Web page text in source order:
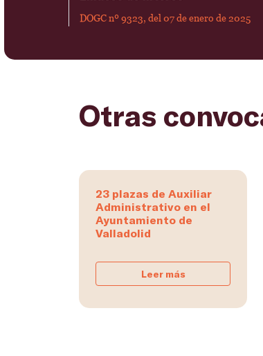
DOGC nº 9323, del 07 de enero de 2025
Otras
23 plazas de Auxiliar
Administrativo en el
Ayuntamiento de
Valladolid
Leer más